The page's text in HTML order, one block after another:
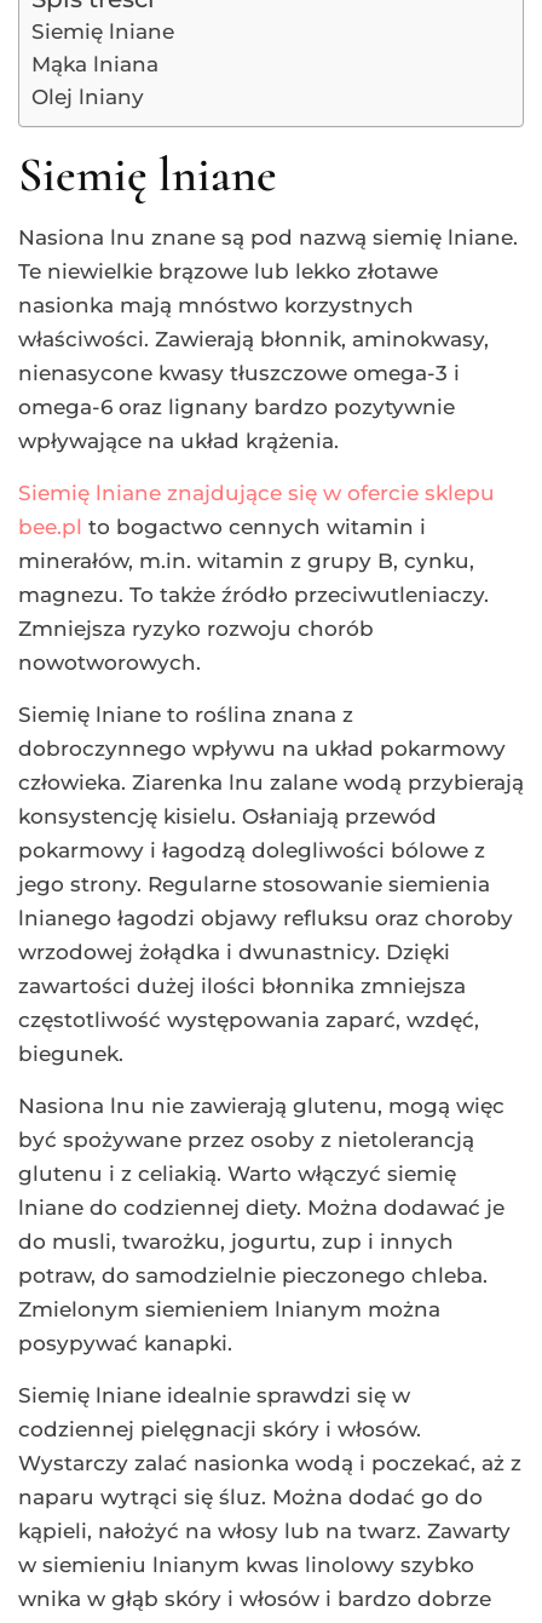
Siemię lniane
Mąka lniana
Olej lniany
Siemię lniane
Nasiona lnu znane są pod nazwą siemię lniane.
Te niewielkie brązowe lub lekko złotawe
nasionka mają mnóstwo korzystnych
właściwości. Zawierają błonnik, aminokwasy,
nienasycone kwasy tłuszczowe omega-3 i
omega-6 oraz lignany bardzo pozytywnie
wpływające na układ krążenia.
Siemię lniane znajdujące się w ofercie sklepu
bee.pl to bogactwo cennych witamin i
minerałów, m.in. witamin z grupy B, cynku,
magnezu. To także źródło przeciwutleniaczy.
Zmniejsza ryzyko rozwoju chorób
nowotworowych.
Siemię lniane to roślina znana z
dobroczynnego wpływu na układ pokarmowy
człowieka. Ziarenka lnu zalane wodą przybierają
konsystencję kisielu. Osłaniają przewód
pokarmowy i łagodzą dolegliwości bólowe z
jego strony. Regularne stosowanie siemienia
lnianego łagodzi objawy refluksu oraz choroby
wrzodowej żołądka i dwunastnicy. Dzięki
zawartości dużej ilości błonnika zmniejsza
częstotliwość występowania zaparć, wzdęć,
biegunek.
Nasiona lnu nie zawierają glutenu, mogą więc
być spożywane przez osoby z nietolerancją
glutenu i z celiakią. Warto włączyć siemię
lniane do codziennej diety. Można dodawać je
do musli, twarożku, jogurtu, zup i innych
potraw, do samodzielnie pieczonego chleba.
Zmielonym siemieniem lnianym można
posypywać kanapki.
Siemię lniane idealnie sprawdzi się w
codziennej pielęgnacji skóry i włosów.
Wystarczy zalać nasionka wodą i poczekać, aż z
naparu wytrąci się śluz. Można dodać go do
kąpieli, nałożyć na włosy lub na twarz. Zawarty
w siemieniu lnianym kwas linolowy szybko
wnika w głąb skóry i włosów i bardzo dobrze